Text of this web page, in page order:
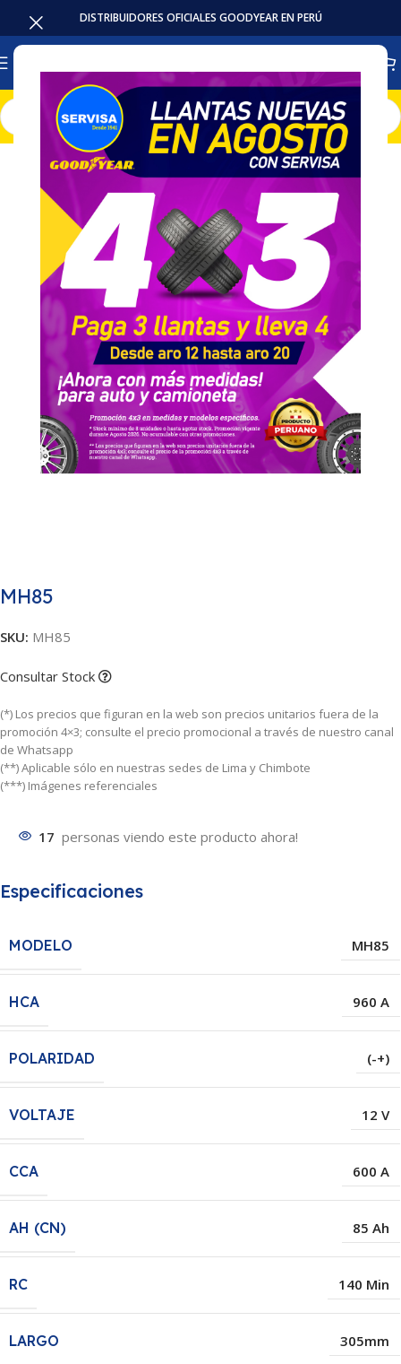
DISTRIBUIDORES OFICIALES GOODYEAR EN PERÚ
Inicio Baterias Intensivas
MH85
SKU: MH85
Consultar Stock
(*) Los precios que figuran en la web son precios unitarios fuera de la
promoción 4×3; consulte el precio promocional a través de nuestro canal
de Whatsapp
(**) Aplicable sólo en nuestras sedes de Lima y Chimbote
(***) Imágenes referenciales
17 personas viendo este producto ahora!
Especificaciones
MODELO MH85
HCA 960 A
POLARIDAD (-+)
VOLTAJE 12 V
CCA 600 A
AH (CN) 85 Ah
RC 140 Min
LARGO 305mm